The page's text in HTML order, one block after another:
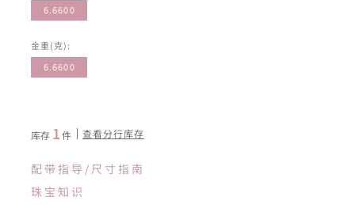
6.6600
金重(克):
6.6600
库存 1件 查看分行库存
配带指导/尺寸指南
珠宝知识